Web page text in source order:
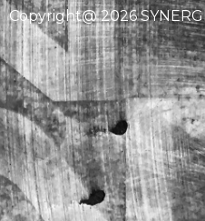
Copyright@ 2026